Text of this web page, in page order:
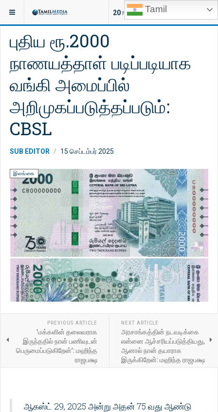
Tamil
20 NEW ARTICLES
இருக்குமிடம்: செய்திகள்
புதிய ரூ.2000
நாணயத்தாள் படிப்படியாக
வங்கி அமைப்பில்
அறிமுகப்படுத்தப்படும்:
CBSL
SUB EDITOR 15 செப்டம்பர் 2025
இலங்கை
PREVIOUS ARTICLE
‘மக்களின் தலைவராக
இருந்ததில் நான் பணிவுடன்
பெருமைப்படுகிறேன்’: மஹிந்த
ராஜபக்ஷ
NEXT ARTICLE
அரசாங்கத்தின் நடவடிக்கை
என்னை ஆச்சரியப்படுத்தியது,
ஆனால் நான் தயாராக
இருக்கிறேன்: மஹிந்த ராஜபக்ஷ
ஆகஸ்ட் 29, 2025 அன்று அதன் 75 வது ஆண்டு